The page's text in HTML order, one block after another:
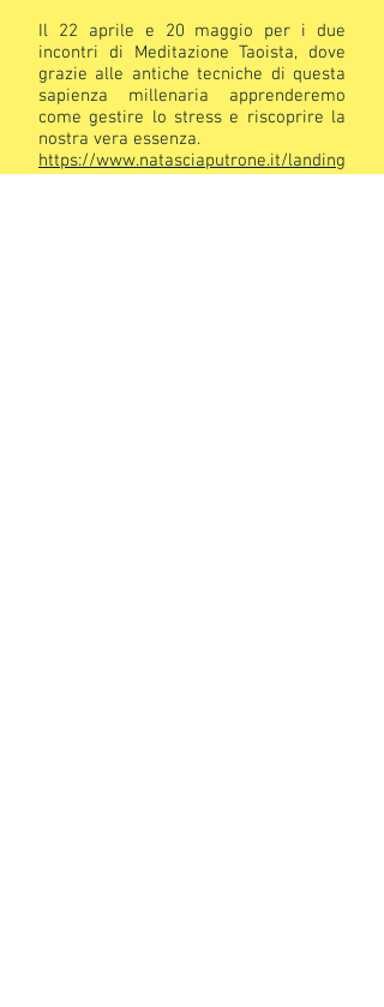
Il 22 aprile e 20 maggio per i due
incontri di Meditazione Taoista, dove
grazie alle antiche tecniche di questa
sapienza millenaria apprenderemo
come gestire lo stress e riscoprire la
nostra vera essenza.
https://www.natasciaputrone.it/landing